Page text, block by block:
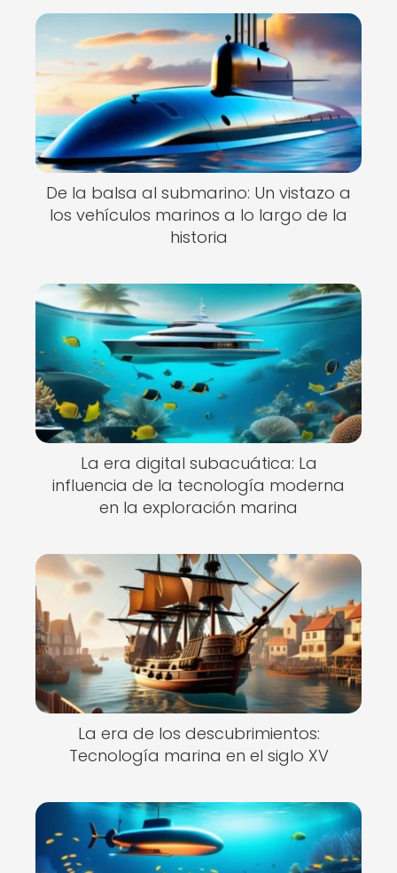
De la balsa al submarino: Un vistazo a
los vehículos marinos a lo largo de la
historia
La era digital subacuática: La
influencia de la tecnología moderna
en la exploración marina
La era de los descubrimientos:
Tecnología marina en el siglo XV